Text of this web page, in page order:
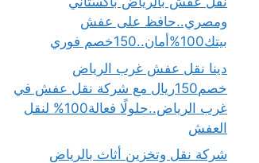
ومصري..حافظ على عفش
بيتك100%أمان..150خصم فوري
دينا نقل عفش غرب الرياض
خصم150ريال مع شركة نقل عفش في
غرب الرياض..حلولًا فعالة100% لنقل
العفش
شركة نقل وتخزين أثاث بالرياض